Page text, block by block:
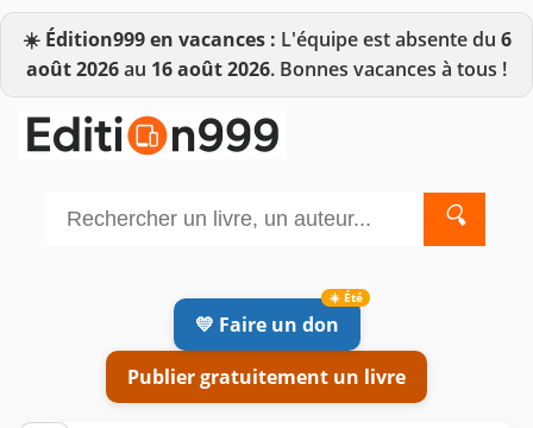
☀️ Édition999 en vacances : L'équipe est absente du 6
août 2026au 16 août 2026. Bonnes vacances à tous !
🔍
💛 Faire un don
Publier gratuitement un livre